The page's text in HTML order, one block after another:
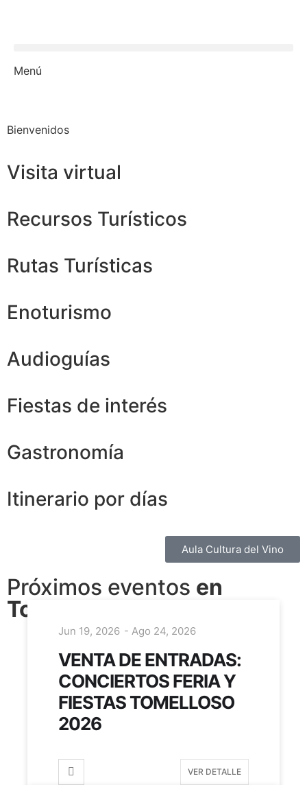
Menú
Bienvenidos
Visita virtual
Recursos Turísticos
Rutas Turísticas
Enoturismo
Audioguías
Fiestas de interés
Gastronomía
Itinerario por días
Aula Cultura del Vino
Próximos eventos en
Tomelloso
Jun 19, 2026 - Ago 24, 2026
VENTA DE ENTRADAS:
CONCIERTOS FERIA Y
FIESTAS TOMELLOSO
2026
VER DETALLE